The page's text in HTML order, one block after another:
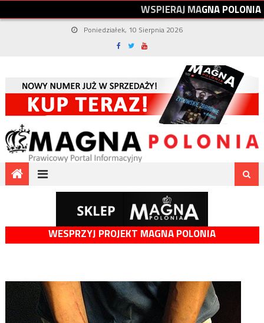
WSPIERAJMAGNAPOLONIA
Poniedziałek, 10 Sierpnia 2026
WESPRZYJ PROJEKT MAGNA POLONIA